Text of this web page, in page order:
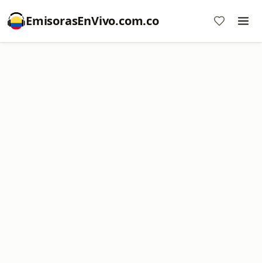
EmisorasEnVivo.com.co